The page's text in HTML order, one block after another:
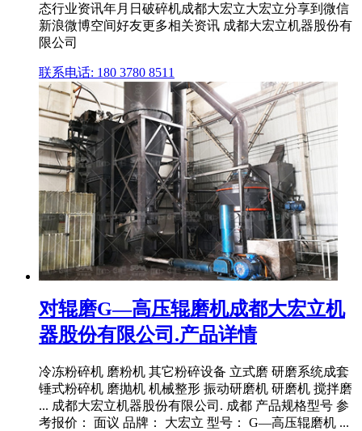
态行业资讯年月日破碎机成都大宏立大宏立分享到微信
新浪微博空间好友更多相关资讯 成都大宏立机器股份有
限公司
联系电话: 180 3780 8511
对辊磨G—高压辊磨机成都大宏立机
器股份有限公司.产品详情
冷冻粉碎机 磨粉机 其它粉碎设备 立式磨 研磨系统成套
锤式粉碎机 磨抛机 机械整形 振动研磨机 研磨机 搅拌磨
... 成都大宏立机器股份有限公司. 成都 产品规格型号 参
考报价： 面议 品牌： 大宏立 型号： G—高压辊磨机 ...